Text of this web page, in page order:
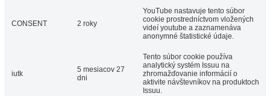
CONSENT 2 roky
YouTube nastavuje tento súbor
cookie prostredníctvom vložených
videí youtube a zaznamenáva
anonymné štatistické údaje.
iutk
5 mesiacov 27
dni
Tento súbor cookie používa
analytický systém Issuu na
zhromažďovanie informácií o
aktivite návštevníkov na produktoch
Issuu.